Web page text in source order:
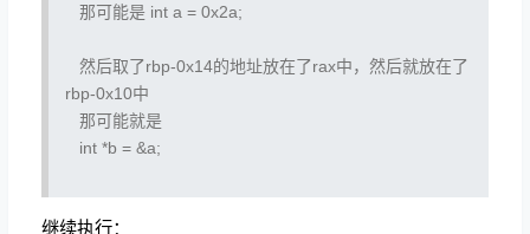
那可能是 int a = 0x2a;
然后取了rbp-0x14的地址放在了rax中，然后就放在了
rbp-0x10中
那可能就是
int *b = &a;
继续执行：